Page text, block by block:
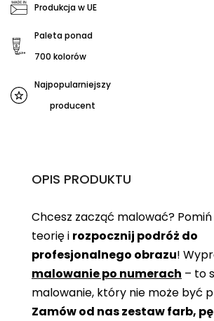
Produkcja w UE
Paleta ponad
700 kolorów
Najpopularniejszy
producent
OPIS PRODUKTU
Chcesz zacząć malować?
teorię i rozpocznij podróż do
profesjonalnego obrazu!
malowanie po numerach – to
malowanie, który nie może być
Zamów od nas zestaw farb,